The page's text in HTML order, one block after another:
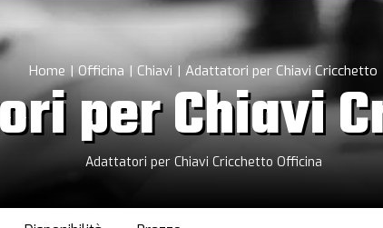
Home Officina Chiavi Adattatori per Chiavi Cricchetto
per Chiavi
Adattatori per Chiavi Cricchetto Officina